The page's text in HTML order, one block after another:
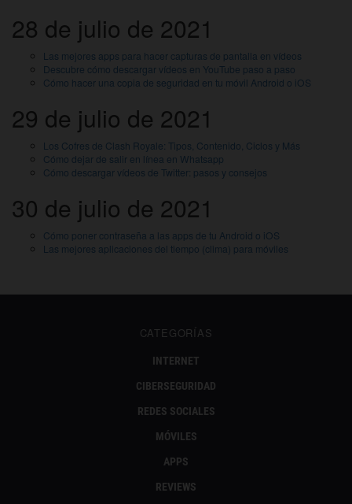
28 de julio de 2021
Las mejores apps para hacer capturas de pantalla en vídeos
Descubre cómo descargar vídeos en YouTube paso a paso
Cómo hacer una copia de seguridad en tu móvil Android o iOS
29 de julio de 2021
Los Cofres de Clash Royale: Tipos, Contenido, Ciclos y Más
Cómo dejar de salir en línea en Whatsapp
Cómo descargar vídeos de Twitter: pasos y consejos
30 de julio de 2021
Cómo poner contraseña a las apps de tu Android o iOS
Las mejores aplicaciones del tiempo (clima) para móviles
CATEGORÍAS
INTERNET
CIBERSEGURIDAD
REDES SOCIALES
MÓVILES
APPS
REVIEWS